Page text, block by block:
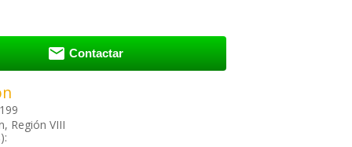
 Contactar
Región VIII